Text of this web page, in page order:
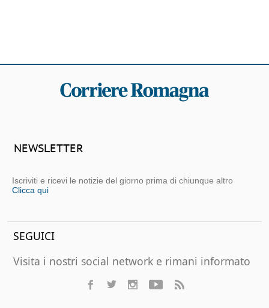
NEWSLETTER
Iscriviti e ricevi le notizie del giorno prima di chiunque altro
Clicca qui
SEGUICI
Visita i nostri social network e rimani informato